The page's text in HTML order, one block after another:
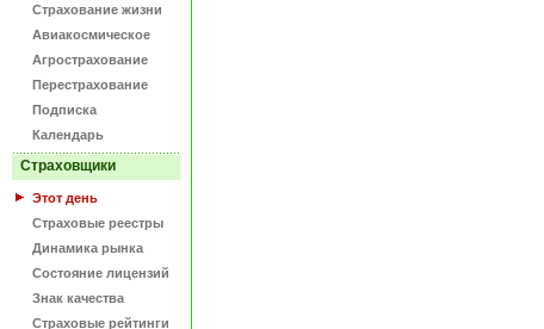
Страхование жизни
Авиакосмическое
Агрострахование
Перестрахование
Подписка
Календарь
Страховщики
Этот день
Страховые реестры
Динамика рынка
Состояние лицензий
Знак качества
Страховые рейтинги